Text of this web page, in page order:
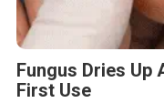
Fungus Dries
First Use